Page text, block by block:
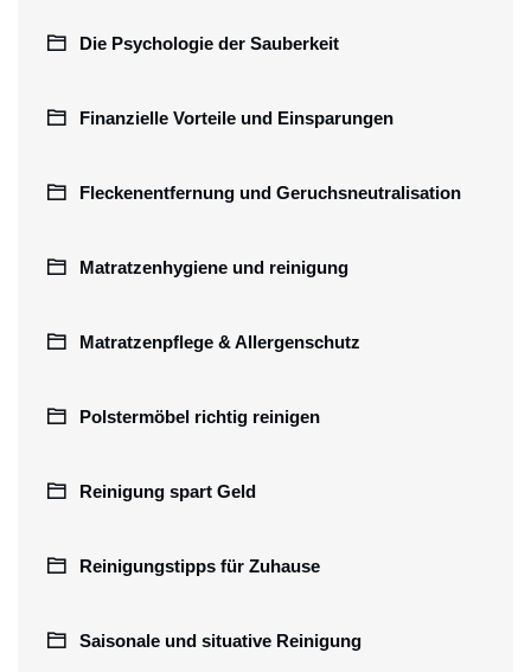
Die Psychologie der Sauberkeit
Finanzielle Vorteile und Einsparungen
Fleckenentfernung und Geruchsneutralisation
Matratzenhygiene und reinigung
Matratzenpflege & Allergenschutz
Polstermöbel richtig reinigen
Reinigung spart Geld
Reinigungstipps für Zuhause
Saisonale und situative Reinigung